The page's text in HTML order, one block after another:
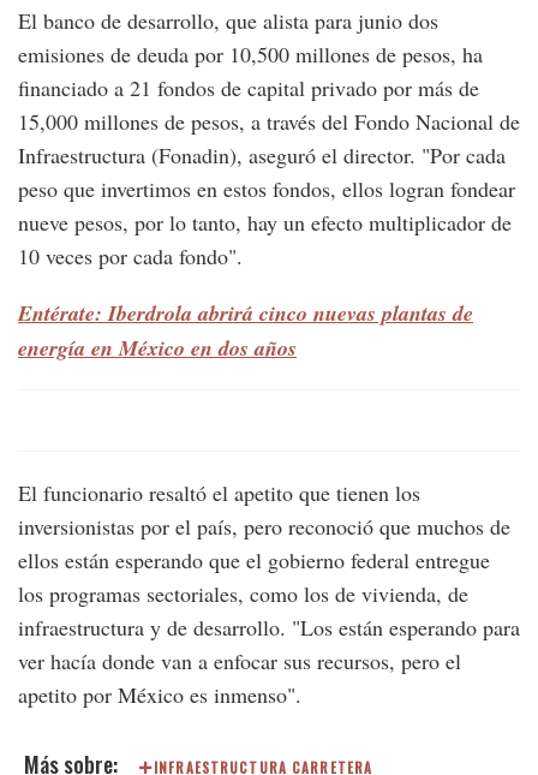
El banco de desarrollo, que alista para junio dos
emisiones de deuda por 10,500 millones de pesos, ha
financiado a 21 fondos de capital privado por más de
15,000 millones de pesos, a través del Fondo Nacional de
Infraestructura (Fonadin), aseguró el director. "Por cada
peso que invertimos en estos fondos, ellos logran fondear
nueve pesos, por lo tanto, hay un efecto multiplicador de
10 veces por cada fondo".
Entérate: Iberdrola abrirá cinco nuevas plantas de
energía en México en dos años
El funcionario resaltó el apetito que tienen los
inversionistas por el país, pero reconoció que muchos de
ellos están esperando que el gobierno federal entregue
los programas sectoriales, como los de vivienda, de
infraestructura y de desarrollo. "Los están esperando para
ver hacía donde van a enfocar sus recursos, pero el
apetito por México es inmenso".
INFRAESTRUCTURA CARRETERA